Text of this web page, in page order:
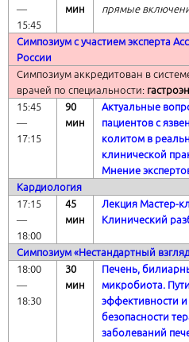
―
15:45
мин
прямые
Симпозиум с участием эксперта
России
Симпозиум аккредитован в
врачей по специальности:
15:45
―
17:15
90
мин
Актуальные
пациентов с
колитом в
клинической
Мнение
Кардиология
17:15
―
18:00
45
мин
Лекция Мастер-
Клинический
Симпозиум «Нестандартный
18:00
―
18:30
30
мин
Печень,
микробиота.
эффективности и
безопасности
заболеваний